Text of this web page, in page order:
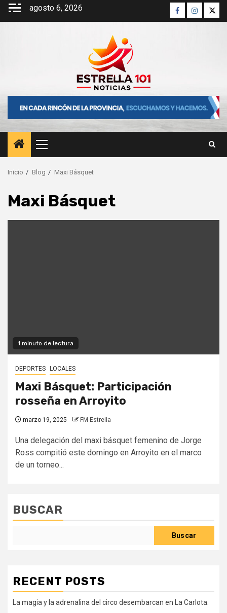
Saltar
agosto 6, 2026 Facebook
Instagram
Menú
principal
Inicio Blog Maxi Básquet
Maxi Básquet
1 minuto de lectura
DEPORTES LOCALES
Maxi Básquet: Participación
rosseña en Arroyito
marzo 19, 2025 FM Estrella
Una delegación del maxi básquet femenino de Jorge
Ross compitió este domingo en Arroyito en el marco
de un torneo...
BUSCAR
Buscar
RECENT POSTS
La magia y la adrenalina del circo desembarcan en La Carlota.